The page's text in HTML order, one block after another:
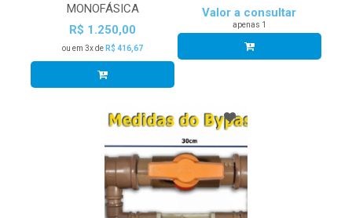
MONOFÁSICA
R$ 1.250,00
ou em 3x de R$ 416,67
Valor a consultar
apenas 1